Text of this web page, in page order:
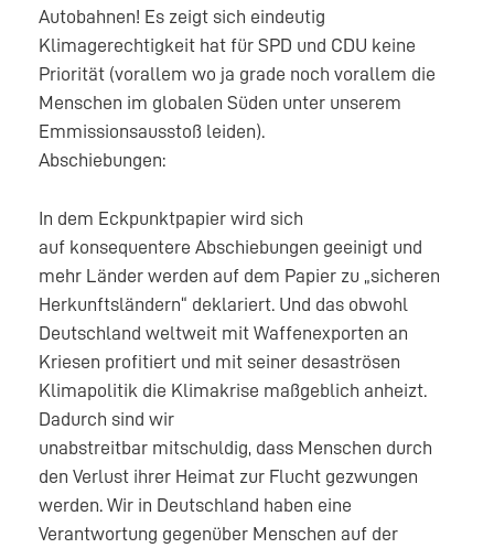
Autobahnen! Es zeigt sich eindeutig
Klimagerechtigkeit hat für SPD und CDU keine
Priorität (vorallem wo ja grade noch vorallem die
Menschen im globalen Süden unter unserem
Emmissionsausstoß leiden).
Abschiebungen:
In dem Eckpunktpapier wird sich
auf konsequentere Abschiebungen geeinigt und
mehr Länder werden auf dem Papier zu „sicheren
Herkunftsländern“ deklariert. Und das obwohl
Deutschland weltweit mit Waffenexporten an
Kriesen profitiert und mit seiner desaströsen
Klimapolitik die Klimakrise maßgeblich anheizt.
Dadurch sind wir
unabstreitbar mitschuldig, dass Menschen durch
den Verlust ihrer Heimat zur Flucht gezwungen
werden. Wir in Deutschland haben eine
Verantwortung gegenüber Menschen auf der